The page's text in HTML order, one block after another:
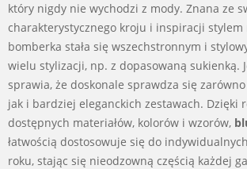
który nigdy nie wychodzi z mody. Znana ze
charakterystycznego kroju i inspiracji
bomberka stała się wszechstronnym i
wielu stylizacji, np. z dopasowaną sukienką.
sprawia, że doskonale sprawdza się
jak i bardziej eleganckich zestawach. Dzięki
dostępnych materiałów, kolorów i wzorów,
łatwością dostosowuje się do
roku, stając się nieodzowną częścią każdej